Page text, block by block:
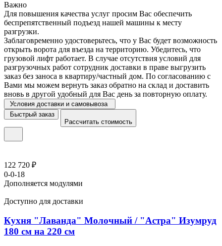
Важно
Для повышения качества услуг просим Вас обеспечить
беспрепятственный подъезд нашей машины к месту
разгрузки.
Заблаговременно удостоверьтесь, что у Вас будет возможность
открыть ворота для въезда на территорию. Убедитесь, что
грузовой лифт работает. В случае отсутствия условий для
разгрузочных работ сотрудник доставки в праве выгрузить
заказ без заноса в квартиру/частный дом. По согласованию с
Вами мы можем вернуть заказ обратно на склад и доставить
вновь в другой удобный для Вас день за повторную оплату.
Условия доставки и самовывоза
Быстрый заказ
Рассчитать стоимость
122 720 ₽
0-0-18
Дополняется модулями
Доступно для доставки
Кухня "Лаванда" Молочный / "Астра" Изумруд
180 см на 220 см